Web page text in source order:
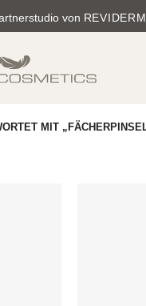
von REVIDERM
MIT